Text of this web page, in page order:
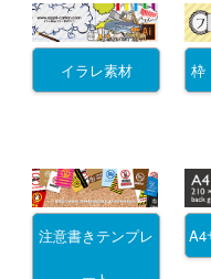
イラレ素材 枠
注意書きテンプレ A4